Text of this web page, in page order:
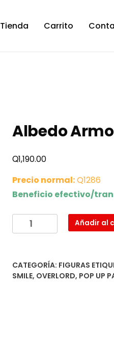
Tienda Carrito
Albedo
Q1,190.00
Precio normal:Q1286
Beneficio efectivo/
Albedo
Armor
Añadir al
CATEGORÍA: FIGURAS
SMILE, OVERLORD, POP UP